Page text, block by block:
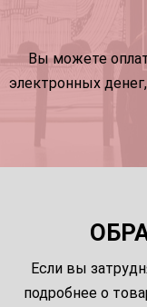
Вы можете
электронных
Если вы
подробнее о